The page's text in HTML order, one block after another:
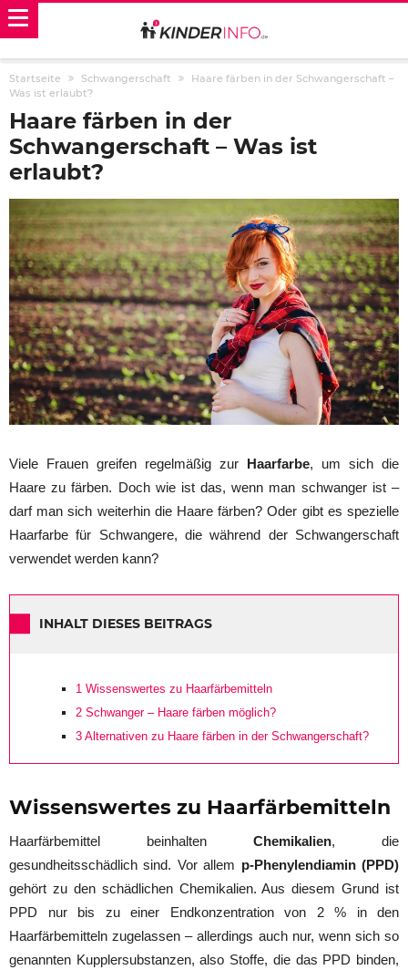
Startseite Schwangerschaft
Haare färben in der Schwangerschaft –
Was ist erlaubt?
Haare färben in der
Schwangerschaft – Was ist
erlaubt?
Viele Frauen greifen regelmäßig zur Haarfarbe, um sich die
Haare zu färben. Doch wie ist das, wenn man schwanger ist –
darf man sich weiterhin die Haare färben? Oder gibt es spezielle
Haarfarbe für Schwangere, die während der Schwangerschaft
verwendet werden kann?
INHALT DIESES BEITRAGS
1 Wissenswertes zu Haarfärbemitteln
2 Schwanger – Haare färben möglich?
3 Alternativen zu Haare färben in der Schwangerschaft?
Wissenswertes zu Haarfärbemitteln
Haarfärbemittel beinhalten Chemikalien, die
gesundheitsschädlich sind. Vor allem p-Phenylendiamin (PPD)
gehört zu den schädlichen Chemikalien. Aus diesem Grund ist
PPD nur bis zu einer Endkonzentration von 2 % in den
Haarfärbemitteln zugelassen – allerdings auch nur, wenn sich so
genannten Kupplersubstanzen, also Stoffe, die das PPD binden,